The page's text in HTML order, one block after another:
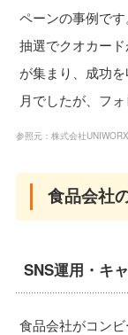
ペーンの事例です
抽選でクオカー
が集まり、成功
月でしたが、フ
参照元：株式会社
食品会社
SNS運用・キ
食品会社がコン